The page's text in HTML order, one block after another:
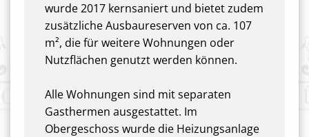
wurde 2017 kernsaniert und bietet zudem
zusätzliche Ausbaureserven von ca. 107
m², die für weitere Wohnungen oder
Nutzflächen genutzt werden können.
Alle Wohnungen sind mit separaten
Gasthermen ausgestattet. Im
Obergeschoss wurde die Heizungsanlage